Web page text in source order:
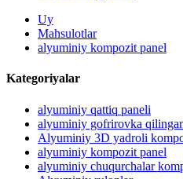
Uy
Mahsulotlar
alyuminiy kompozit panel
Kategoriyalar
alyuminiy qattiq paneli
alyuminiy gofrirovka
Alyuminiy 3D yadroli
alyuminiy kompozit panel
alyuminiy chuqurchalar